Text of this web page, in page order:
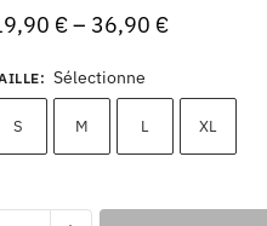
€– 36,90 €
: Sélectionne
S M L XL